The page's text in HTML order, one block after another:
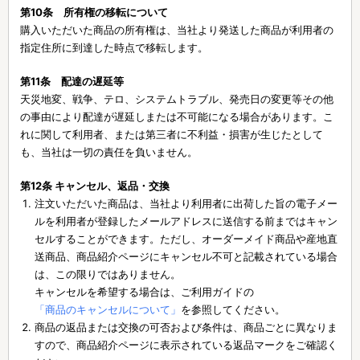
第10条 所有権の移転について
購入いただいた商品の所有権は、当社より発送した商品が利用者の
指定住所に到達した時点で移転します。
第11条 配達の遅延等
天災地変、戦争、テロ、システムトラブル、発売日の変更等その他
の事由により配達が遅延しまたは不可能になる場合があります。こ
れに関して利用者、または第三者に不利益・損害が生じたとして
も、当社は一切の責任を負いません。
第12条 キャンセル、返品・交換
注文いただいた商品は、当社より利用者に出荷した旨の電子メー
ルを利用者が登録したメールアドレスに送信する前まではキャン
セルすることができます。ただし、オーダーメイド商品や産地直
送商品、商品紹介ページにキャンセル不可と記載されている場合
は、この限りではありません。
キャンセルを希望する場合は、ご利用ガイドの
「商品のキャンセルについて」 を参照してください。
商品の返品または交換の可否および条件は、商品ごとに異なりま
すので、商品紹介ページに表示されている返品マークをご確認く